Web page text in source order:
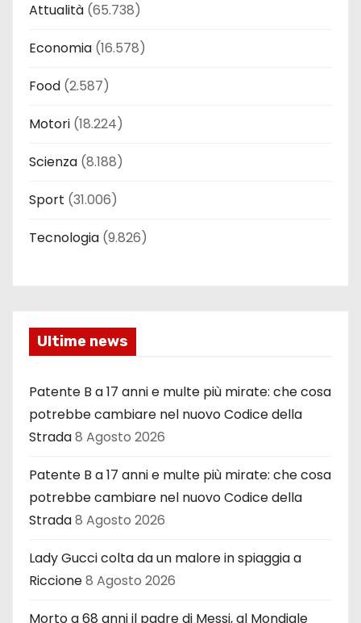
Attualità (65.738)
Economia (16.578)
Food (2.587)
Motori (18.224)
Scienza (8.188)
Sport (31.006)
Tecnologia (9.826)
Ultime news
Patente B a 17 anni e multe più mirate: che cosa
potrebbe cambiare nel nuovo Codice della
Strada8 Agosto 2026
Patente B a 17 anni e multe più mirate: che cosa
potrebbe cambiare nel nuovo Codice della
Strada8 Agosto 2026
Lady Gucci colta da un malore in spiaggia a
Riccione8 Agosto 2026
Morto a 68 anni il padre di Messi, al Mondiale